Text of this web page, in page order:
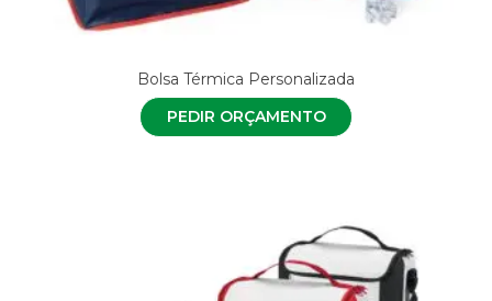
Bolsa Térmica Personalizada
PEDIR ORÇAMENTO